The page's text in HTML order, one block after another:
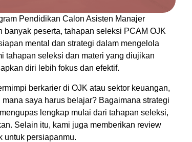
Pendidikan Calon Asisten Manajer
peserta, tahapan seleksi PCAM OJK
mental dan strategi dalam mengelola
tahapan seleksi dan materi yang diujikan
diri lebih fokus dan efektif.
berkarier di OJK atau sektor keuangan,
saya harus belajar? Bagaimana strategi
lengkap mulai dari tahapan seleksi,
Selain itu, kami juga memberikan review
untuk persiapanmu.